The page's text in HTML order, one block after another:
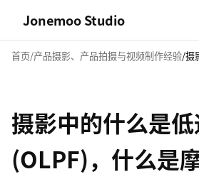
Jonemoo Studio
首页 产品摄影、产品拍摄与视频制作经验 摄
摄影中的什么是
(OLPF)，什么是